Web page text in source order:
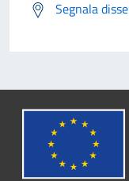
Segnala